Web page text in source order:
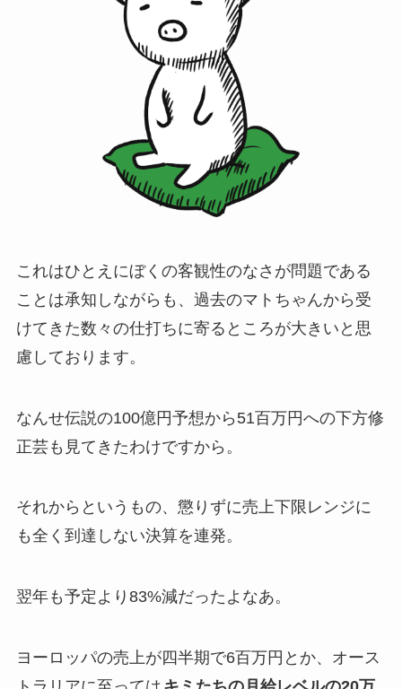
これはひとえにぼくの客観性のなさが問題である
ことは承知しながらも、過去のマトちゃんから受
けてきた数々の仕打ちに寄るところが大きいと思
慮しております。
なんせ伝説の100億円予想から51百万円への下方修
正芸も見てきたわけですから。
それからというもの、懲りずに売上下限レンジに
も全く到達しない決算を連発。
翌年も予定より83%減だったよなあ。
ヨーロッパの売上が四半期で6百万円とか、オース